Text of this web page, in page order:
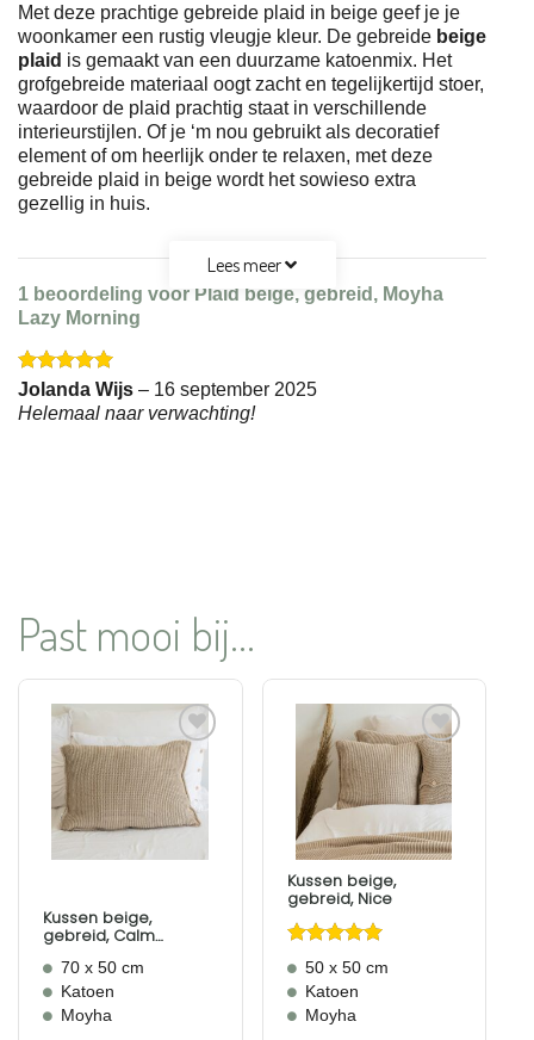
Met deze prachtige gebreide plaid in beige geef je je
woonkamer een rustig vleugje kleur. De gebreide beige
plaid is gemaakt van een duurzame katoenmix. Het
grofgebreide materiaal oogt zacht en tegelijkertijd stoer,
waardoor de plaid prachtig staat in verschillende
interieurstijlen. Of je ‘m nou gebruikt als decoratief
element of om heerlijk onder te relaxen, met deze
gebreide plaid in beige wordt het sowieso extra
gezellig in huis.
Lees meer
1 beoordeling voor Plaid beige, gebreid, Moyha
Lazy Morning
Gewaardeerd
5uit 5
Jolanda Wijs – 16 september 2025
Helemaal naar verwachting!
Past mooi bij...
Aan
verlanglijst
toevoegen
Kussen beige,
gebreid, Calm
70 x 50 cm
Katoen
Moyha
Aan
verlanglijst
toevoegen
Kussen beige,
gebreid, Nice
Gewaardeerd
4 uit 5
50 x 50 cm
Katoen
Moyha